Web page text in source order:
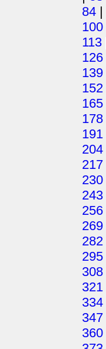
84 |
100
113
126
139
152
165
178
191
204
217
230
243
256
269
282
295
308
321
334
347
360